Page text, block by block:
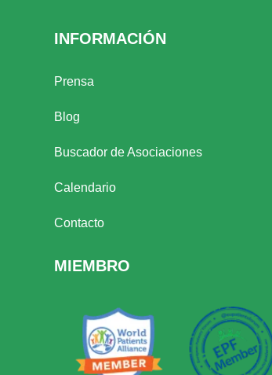
INFORMACIÓN
Prensa
Blog
Buscador de Asociaciones
Calendario
Contacto
MIEMBRO